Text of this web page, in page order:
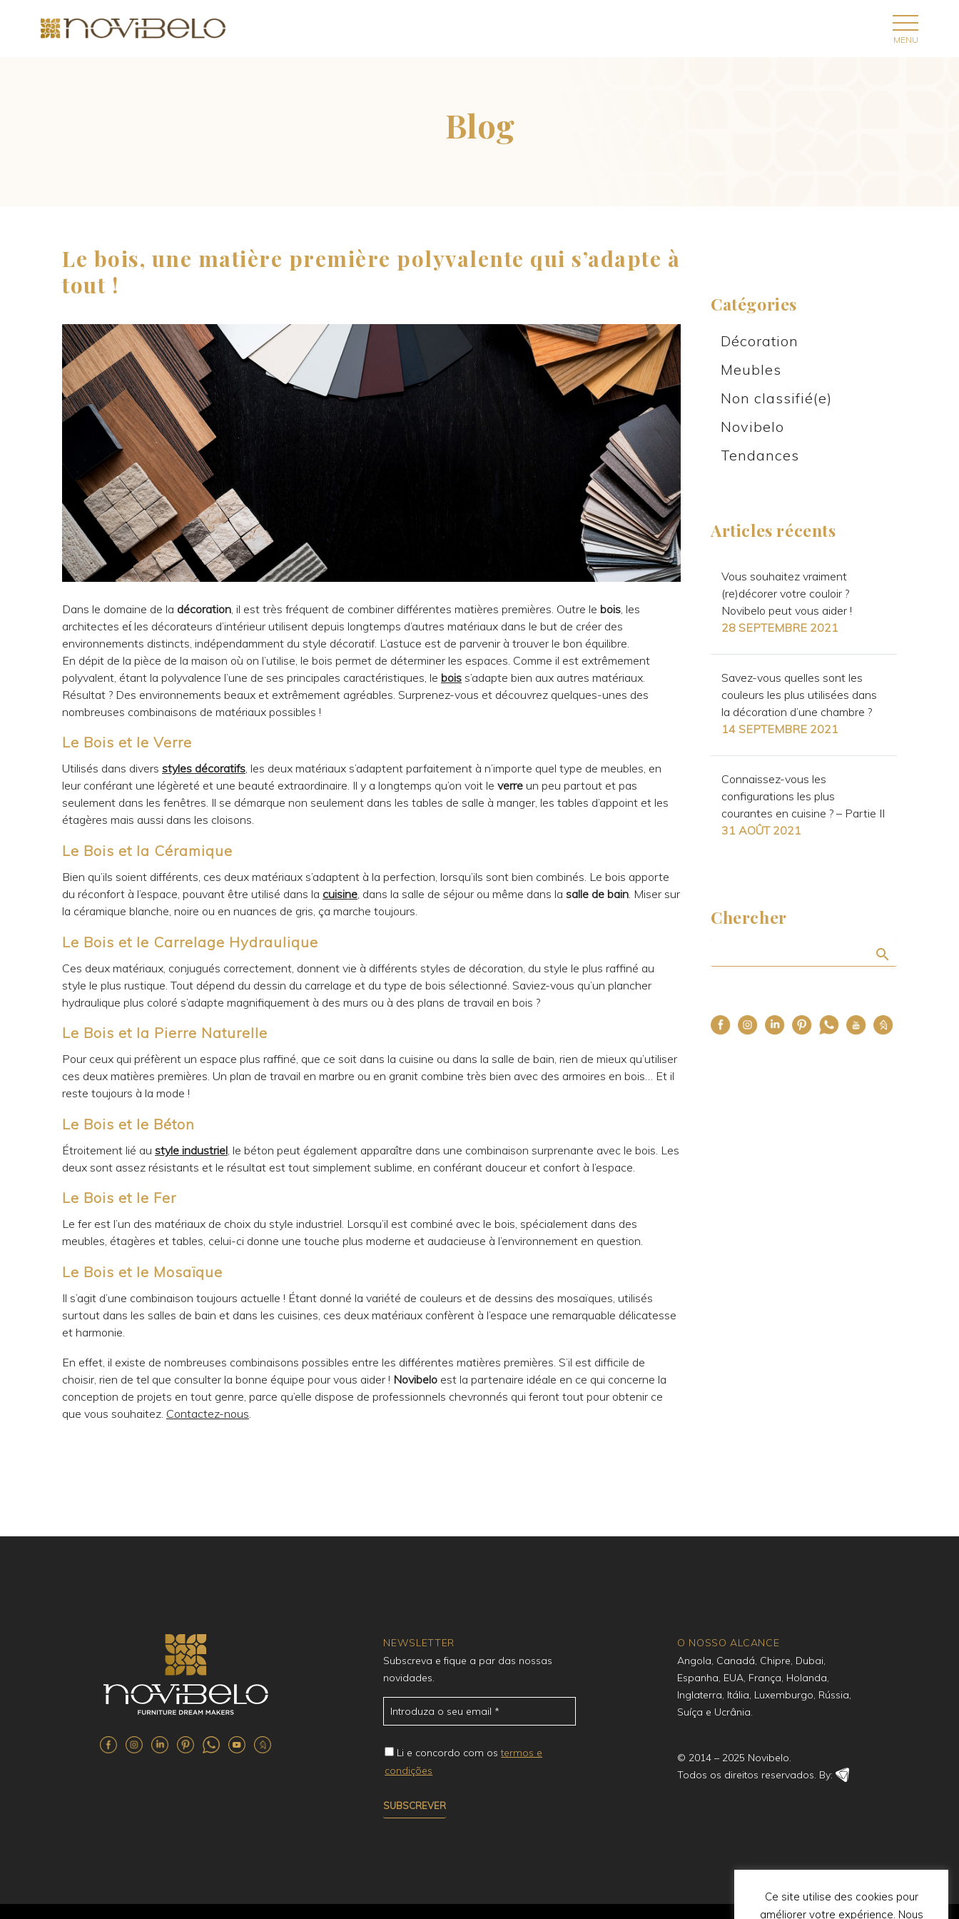
Le bois, une matière première polyvalente qui s’adapte à
tout !
Dans le domaine de la décoration , il est très fréquent de combiner différentes matières premières. Outre le bois , les
architectes et́ les décorateurs d’intérieur utilisent depuis longtemps d’autres matériaux dans le but de créer des
environnements distincts, indépendamment du style décoratif. L’astuce est de parvenir à trouver le bon équilibre.
En dépit de la pièce de la maison où on l’utilise, le bois permet de déterminer les espaces. Comme il est extrêmement
polyvalent, étant la polyvalence l’une de ses principales caractéristiques, le bois s’adapte bien aux autres matériaux.
Résultat ? Des environnements beaux et extrêmement agréables. Surprenez-vous et découvrez quelques-unes des
nombreuses combinaisons de matériaux possibles !
Le Bois et le Verre
Utilisés dans divers styles décoratifs, les deux matériaux s’adaptent parfaitement à n’importe quel type de meubles, en
leur conférant une légèreté et une beauté extraordinaire. Il y a longtemps qu’on voit le verre un peu partout et pas
seulement dans les fenêtres. Il se démarque non seulement dans les tables de salle à manger, les tables d’appoint et les
étagères mais aussi dans les cloisons.
Le Bois et la Céramique
Bien qu’ils soient différents, ces deux matériaux s’adaptent à la perfection, lorsqu’ils sont bien combinés. Le bois apporte
du réconfort à l’espace, pouvant être utilisé dans la cuisine, dans la salle de séjour ou même dans la salle de bain. Miser sur
la céramique blanche, noire ou en nuances de gris, ça marche toujours.
Le Bois et le Carrelage Hydraulique
Ces deux matériaux, conjugués correctement, donnent vie à différents styles de décoration, du style le plus raffiné au
style le plus rustique. Tout dépend du dessin du carrelage et du type de bois sélectionné. Saviez-vous qu’un plancher
hydraulique plus coloré s’adapte magnifiquement à des murs ou à des plans de travail en bois ?
Le Bois et la Pierre Naturelle
Pour ceux qui préfèrent un espace plus raffiné, que ce soit dans la cuisine ou dans la salle de bain, rien de mieux qu’utiliser
ces deux matières premières. Un plan de travail en marbre ou en granit combine très bien avec des armoires en bois… Et il
reste toujours à la mode !
Le Bois et le Béton
Étroitement lié au style industriel , le béton peut également apparaître dans une combinaison surprenante avec le bois. Les
deux sont assez résistants et le résultat est tout simplement sublime, en conférant douceur et confort à l’espace.
Le Bois et le Fer
Le fer est l’un des matériaux de choix du style industriel. Lorsqu’il est combiné avec le bois, spécialement dans des
meubles, étagères et tables, celui-ci donne une touche plus moderne et audacieuse à l’environnement en question.
Le Bois et le Mosaïque
Il s’agit d’une combinaison toujours actuelle ! Étant donné la variété de couleurs et de dessins des mosaïques, utilisés
surtout dans les salles de bain et dans les cuisines, ces deux matériaux confèrent à l’espace une remarquable délicatesse
et harmonie.
En effet, il existe de nombreuses combinaisons possibles entre les différentes matières premières. S’il est difficile de
choisir, rien de tel que consulter la bonne équipe pour vous aider ! Novibelo est la partenaire idéale en ce qui concerne la
conception de projets en tout genre, parce qu’elle dispose de professionnels chevronnés qui feront tout pour obtenir ce
que vous souhaitez. Contactez-nous
Catégories
Décoration
Meubles
Non classifié(e)
Novibelo
Tendances
Articles récents
Vous souhaitez vraiment
(re)décorer votre couloir ?
Novibelo peut vous aider !
28 SEPTEMBRE 2021
Savez-vous quelles sont les
couleurs les plus utilisées dans
la décoration d’une chambre ?
14 SEPTEMBRE 2021
Connaissez-vous les
configurations les plus
courantes en cuisine ? – Partie II
31 AOÛT 2021
Chercher
NEWSLETTER
Subscreva e fique a par das nossas
novidades.
Li e concordo com ostermos e
condições
O NOSSO ALCANCE
Angola, Canadá, Chipre, Dubai,
Espanha, EUA, França, Holanda,
Inglaterra, Itália, Luxemburgo, Rússia,
Suíça e Ucrânia.
© 2014 – 2025 Novibelo.
Todos os direitos reservados. By:
Ce site utilise des cookies pour
améliorer votre expérience. Nous